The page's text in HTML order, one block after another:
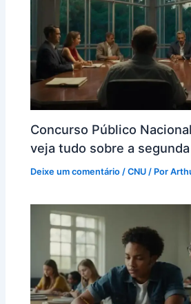
Concurso Público
veja tudo sobre a
Deixe um comentário /CNU / Por